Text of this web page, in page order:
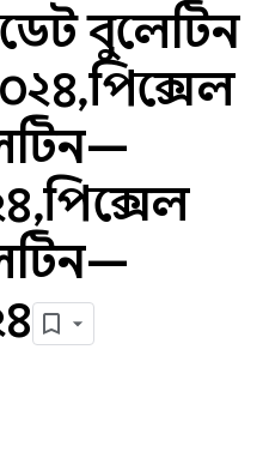
বুলেটিন
,পিক্সেল
,পিক্সেল